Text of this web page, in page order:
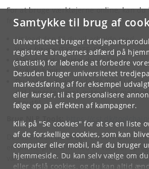
Samtykke til brug af
Universitetet bruger
registrere brugernes adfærd på
(statistik) for løbende at forbedre
Desuden bruger universitetet
markedsføring af for eksempel
eller kurser, til at personalisere
følge op på effekten af kampagner.
Klik på "Se cookies" for at se en liste
af de forskellige cookies, som kan
computer eller mobil, når du bruger
hjemmeside. Du kan selv vælge om
eller afslå cookies, og du kan altid
For at bruge værktøjerne online, kan
fremgangsmåde:
Upload den fil du vil arbejde med
Vælg filtype (TXT, RTF, PDF)
Afkryds det værktøj du vil bruge
Tryk ’Submit’
Du kan nu downloade en zip-fil med
det længste navn), output fra
inputfil.
Brug NLP Tools:
Desuden kan du bruge CLARIN-DK's
en online platform med et væld af
værktøjer for både dansk og andre